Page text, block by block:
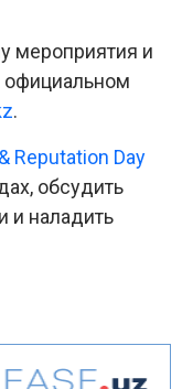
мероприятия и
официальном
.
Reputation Day
обсудить
и наладить